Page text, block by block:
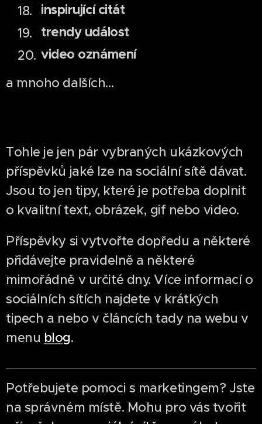
inspirující citát
trendy událost
video oznámení
a mnoho dalších...
Tohle je jen pár vybraných ukázkových
příspěvků jaké lze na sociální sítě dávat.
Jsou to jen tipy, které je potřeba doplnit
o kvalitní text, obrázek, gif nebo video.
Příspěvky si vytvořte dopředu a některé
přidávejte pravidelně a některé
mimořádně v určité dny. Více informací o
sociálních sítích najdete v krátkých
tipech a nebo v článcích tady na webu v
menu blog.
Potřebujete pomoci s marketingem? Jste
na správném místě. Mohu pro vás tvořit